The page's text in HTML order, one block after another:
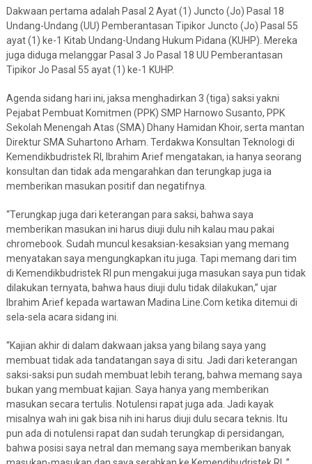
Dakwaan pertama adalah Pasal 2 Ayat (1) Juncto (Jo) Pasal 18
Undang-Undang (UU) Pemberantasan Tipikor Juncto (Jo) Pasal 55
ayat (1) ke-1 Kitab Undang-Undang Hukum Pidana (KUHP). Mereka
juga diduga melanggar Pasal 3 Jo Pasal 18 UU Pemberantasan
Tipikor Jo Pasal 55 ayat (1) ke-1 KUHP.
Agenda sidang hari ini, jaksa menghadirkan 3 (tiga) saksi yakni
Pejabat Pembuat Komitmen (PPK) SMP Harnowo Susanto, PPK
Sekolah Menengah Atas (SMA) Dhany Hamidan Khoir, serta mantan
Direktur SMA Suhartono Arham. Terdakwa Konsultan Teknologi di
Kemendikbudristek RI, Ibrahim Arief mengatakan, ia hanya seorang
konsultan dan tidak ada mengarahkan dan terungkap juga ia
memberikan masukan positif dan negatifnya.
“Terungkap juga dari keterangan para saksi, bahwa saya
memberikan masukan ini harus diuji dulu nih kalau mau pakai
chromebook. Sudah muncul kesaksian-kesaksian yang memang
menyatakan saya mengungkapkan itu juga. Tapi memang dari tim
di Kemendikbudristek RI pun mengakui juga masukan saya pun tidak
dilakukan ternyata, bahwa haus diuji dulu tidak dilakukan,” ujar
Ibrahim Arief kepada wartawan Madina Line.Com ketika ditemui di
sela-sela acara sidang ini.
“Kajian akhir di dalam dakwaan jaksa yang bilang saya yang
membuat tidak ada tandatangan saya di situ. Jadi dari keterangan
saksi-saksi pun sudah membuat lebih terang, bahwa memang saya
bukan yang membuat kajian. Saya hanya yang memberikan
masukan secara tertulis. Notulensi rapat juga ada. Jadi kayak
misalnya wah ini gak bisa nih ini harus diuji dulu secara teknis. Itu
pun ada di notulensi rapat dan sudah terungkap di persidangan,
bahwa posisi saya netral dan memang saya memberikan banyak